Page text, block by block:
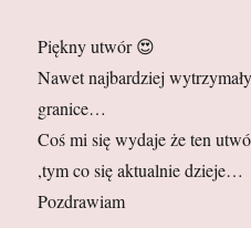
Piękny utwór 😍
Nawet najbardziej
granice…
Coś mi się wydaje że ten
,tym co się aktualnie dzieje…
Pozdrawiam